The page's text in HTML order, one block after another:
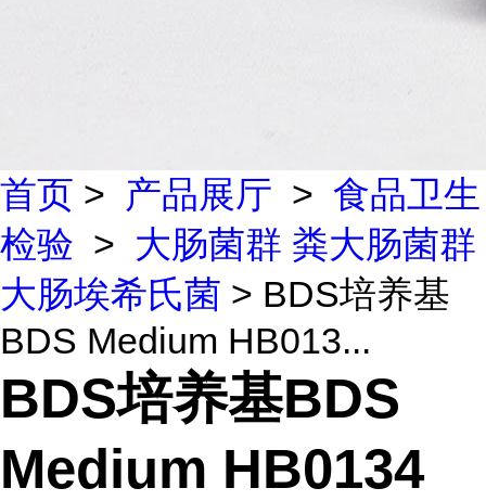
首页 > 产品展厅 > 食品卫生
检验 > 大肠菌群 粪大肠菌群
大肠埃希氏菌 > BDS培养基
BDS Medium HB013...
BDS培养基BDS
Medium HB0134